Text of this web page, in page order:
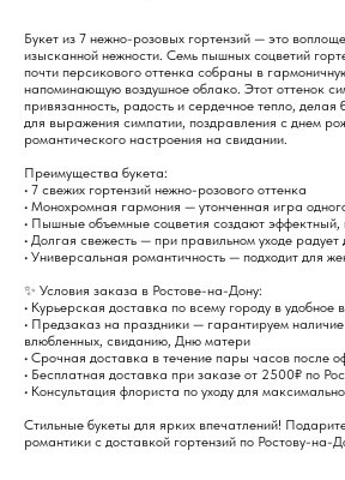
Букет из 7 нежно-розовых гортензий — это
изысканной нежности. Семь пышных соцветий
почти персикового оттенка собраны в
напоминающую воздушное облако. Этот оттенок
привязанность, радость и сердечное тепло,
для выражения симпатии, поздравления с днем
романтического настроения на свидании.
Преимущества букета:
• 7 свежих гортензий нежно-розового оттенка
• Монохромная гармония — утонченная игра
• Пышные объемные соцветия создают эффектный,
• Долгая свежесть — при правильном уходе радует
• Универсальная романтичность — подходит для
✨ Условия заказа в Ростове-на-Дону:
• Курьерская доставка по всему городу в удобное
• Предзаказ на праздники — гарантируем
влюбленных, свиданию, Дню матери
• Срочная доставка в течение пары часов после
• Бесплатная доставка при заказе от 2500₽ по
• Консультация флориста по уходу для
Стильные букеты для ярких впечатлений!
романтики с доставкой гортензий по Ростову-на-